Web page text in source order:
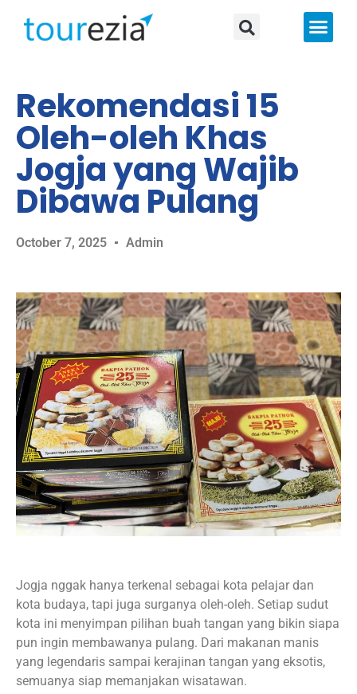
Rekomendasi 15
Oleh-oleh Khas
Jogja yang Wajib
Dibawa Pulang
October 7, 2025 Admin
Jogja nggak hanya terkenal sebagai kota pelajar dan
kota budaya, tapi juga surganya oleh-oleh. Setiap sudut
kota ini menyimpan pilihan buah tangan yang bikin siapa
pun ingin membawanya pulang. Dari makanan manis
yang legendaris sampai kerajinan tangan yang eksotis,
semuanya siap memanjakan wisatawan.